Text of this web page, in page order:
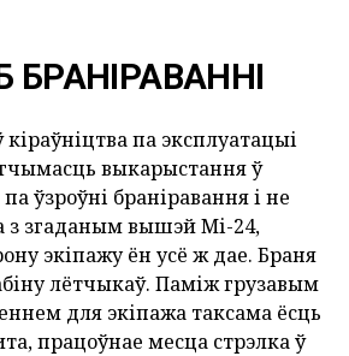
БРАНІРАВАННІ
па эксплуатацыі
выкарыстання ў
ўзроўні браніравання і не
з згаданым вышэй Мі-24,
экіпажу ён усё ж дае. Браня
лётчыкаў. Паміж грузавым
для экіпажа таксама ёсць
працоўнае месца стрэлка ў